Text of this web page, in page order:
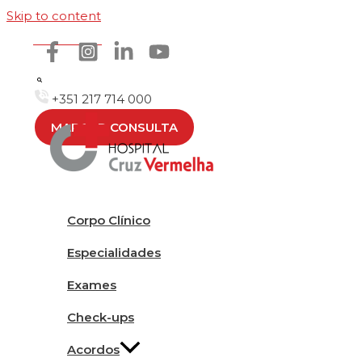
Skip to content
Como chegar
+351 217 714 000
MARCAR CONSULTA
Corpo Clínico
Especialidades
Exames
Check-ups
Acordos